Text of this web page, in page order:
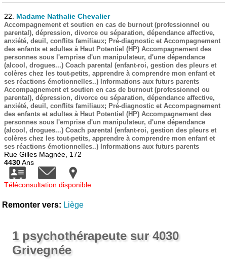
22. Madame Nathalie Chevalier
Accompagnement et soutien en cas de burnout (professionnel ou
parental), dépression, divorce ou séparation, dépendance affective,
anxiété, deuil, conflits familiaux; Pré-diagnostic et Accompagnement
des enfants et adultes à Haut Potentiel (HP) Accompagnement des
personnes sous l'emprise d'un manipulateur, d'une dépendance
(alcool, drogues...) Coach parental (enfant-roi, gestion des pleurs et
colères chez les tout-petits, apprendre à comprendre mon enfant et
ses réactions émotionnelles..) Informations aux futurs parents
Accompagnement et soutien en cas de burnout (professionnel ou
parental), dépression, divorce ou séparation, dépendance affective,
anxiété, deuil, conflits familiaux; Pré-diagnostic et Accompagnement
des enfants et adultes à Haut Potentiel (HP) Accompagnement des
personnes sous l'emprise d'un manipulateur, d'une dépendance
(alcool, drogues...) Coach parental (enfant-roi, gestion des pleurs et
colères chez les tout-petits, apprendre à comprendre mon enfant et
ses réactions émotionnelles..) Informations aux futurs parents
Rue Gilles Magnée, 172
4430Ans
Téléconsultation disponible
Remonter vers: Liège
1 psychothérapeute sur 4030
Grivegnée